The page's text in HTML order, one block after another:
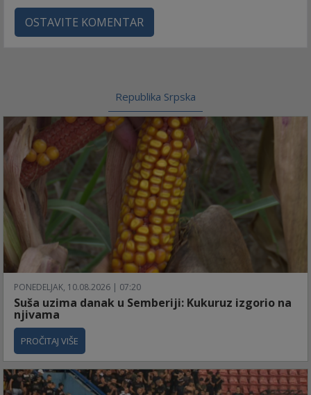
OSTAVITE KOMENTAR
Republika Srpska
PONEDELJAK, 10.08.2026 | 07:20
Suša uzima danak u Semberiji: Kukuruz izgorio na
njivama
PROČITAJ VIŠE